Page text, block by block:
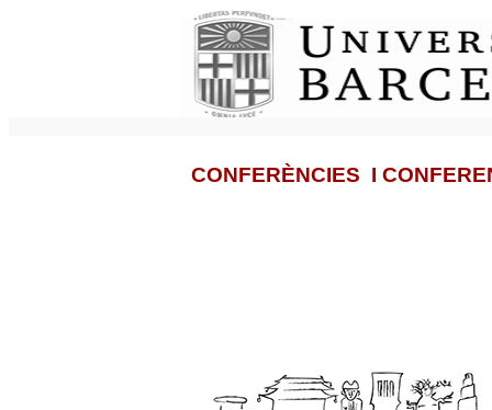
CONFERÈNCIES I